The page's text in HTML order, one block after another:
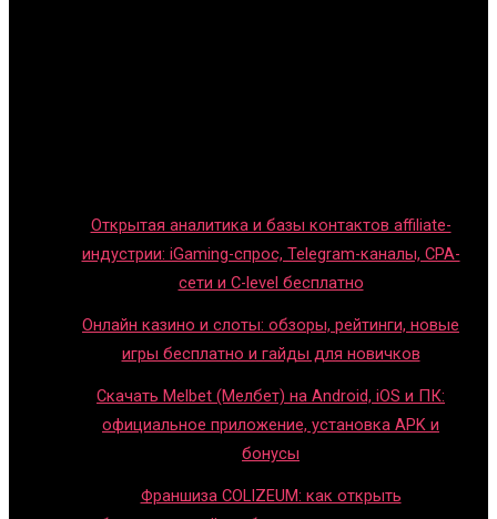
Открытая аналитика и базы контактов affiliate-
индустрии: iGaming-спрос, Telegram-каналы, CPA-
сети и C-level бесплатно
Онлайн казино и слоты: обзоры, рейтинги, новые
игры бесплатно и гайды для новичков
Скачать Melbet (Мелбет) на Android, iOS и ПК:
официальное приложение, установка APK и
бонусы
Франшиза COLIZEUM: как открыть